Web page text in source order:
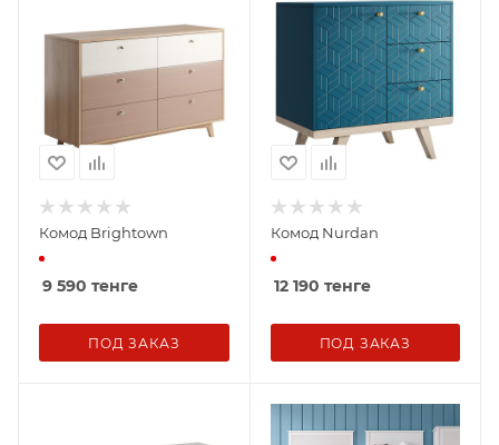
Комод Brightown
9 590 тенге
ПОД ЗАКАЗ
Комод Nurdan
12 190 тенге
ПОД ЗАКАЗ